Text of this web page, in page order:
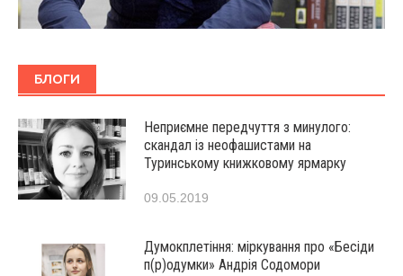
БЛОГИ
Неприємне передчуття з минулого:
скандал із неофашистами на
Туринському книжковому ярмарку
09.05.2019
Думокплетіння: міркування про «Бесіди
п(р)одумки» Андрія Содомори